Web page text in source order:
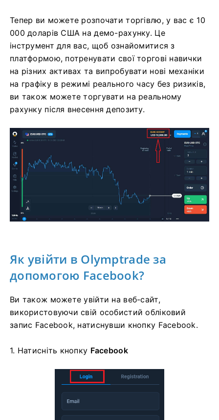
Тепер ви можете розпочати торгівлю, у вас є 10
000 доларів США на демо-рахунку. Це
інструмент для вас, щоб ознайомитися з
платформою, потренувати свої торгові навички
на різних активах та випробувати нові механіки
на графіку в режимі реального часу без ризиків,
ви також можете торгувати на реальному
рахунку після внесення депозиту.
Як увійти в Olymptrade за
допомогою Facebook?
Ви також можете увійти на веб-сайт,
використовуючи свій особистий обліковий
запис Facebook, натиснувши кнопку Facebook.
1. Натисніть кнопку Facebook